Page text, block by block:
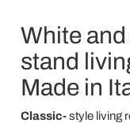
White
stand
Made in
Classic-style living